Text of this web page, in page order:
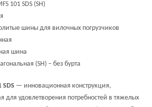
101 SDS (SH)
шины для вилочных погрузчиков
шина
(SH) – без бурта
SDS — инновационная конструкция,
для удовлетворения потребностей в тяжелых